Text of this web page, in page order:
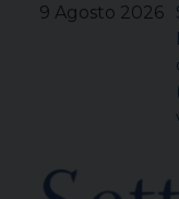
9 Agosto 2026